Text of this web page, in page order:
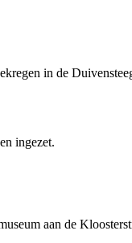
in de
ingezet.
aan de